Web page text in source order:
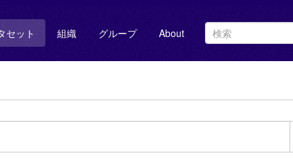
セット 組織 グループ About